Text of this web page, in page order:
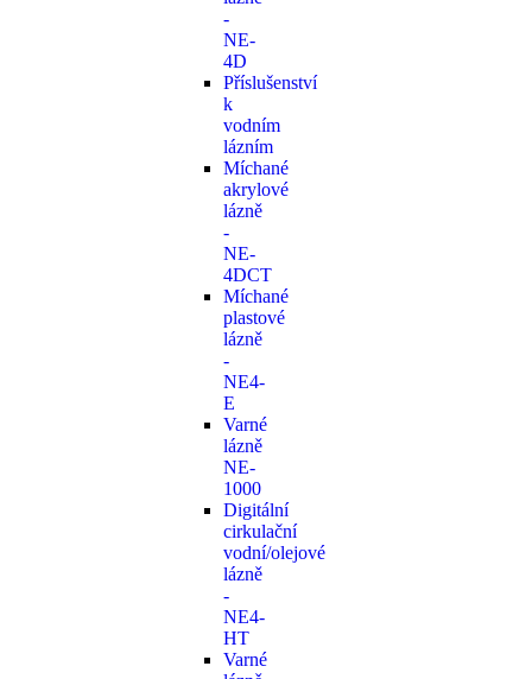
-
NE-
4D
Příslušenství
k
vodním
lázním
Míchané
akrylové
lázně
-
NE-
4DCT
Míchané
plastové
lázně
-
NE4-
E
Varné
lázně
NE-
1000
Digitální
cirkulační
vodní/olejové
lázně
-
NE4-
HT
Varné